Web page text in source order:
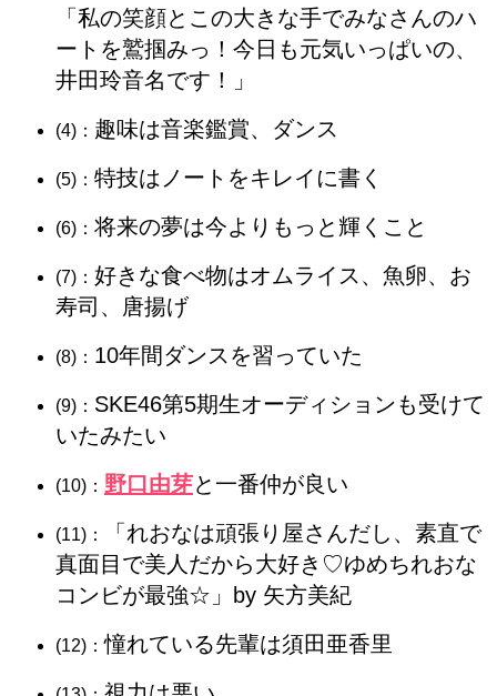
「私の笑顔とこの大きな手でみなさんのハ
ートを鷲掴みっ！今日も元気いっぱいの、
井田玲音名です！」
(4)： 趣味は音楽鑑賞、ダンス
(5)： 特技はノートをキレイに書く
(6)： 将来の夢は今よりもっと輝くこと
(7)： 好きな食べ物はオムライス、魚卵、お
寿司、唐揚げ
(8)： 10年間ダンスを習っていた
(9)： SKE46第5期生オーディションも受けて
いたみたい
(10)： 野口由芽と一番仲が良い
(11)：
「れおなは頑張り屋さんだし、素直で
真面目で美人だから大好き♡ゆめちれおな
コンビが最強☆」by 矢方美紀
(12)：憧れている先輩は須田亜香里